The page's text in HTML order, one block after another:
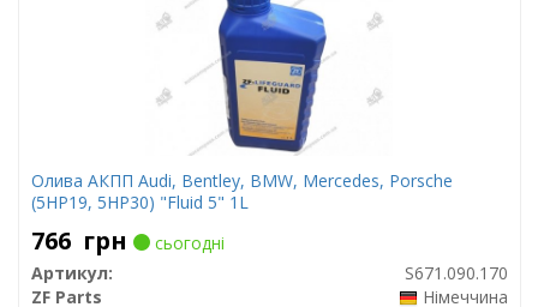
Олива АКПП Audi, Bentley, BMW, Mercedes, Porsche
(5HP19, 5HP30) "Fluid 5" 1L
766 грн
сьогодні
Артикул:
S671.090.170
ZF Parts
Німеччина